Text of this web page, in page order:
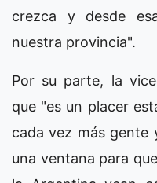
crezca y desde
nuestra provincia".
Por su parte, la
que "es un placer
cada vez más gente
una ventana para